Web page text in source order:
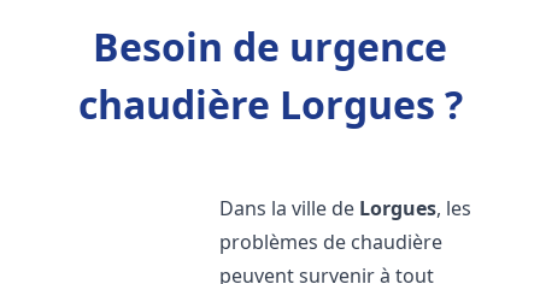
Besoin de urgence
chaudière Lorgues ?
Dans la ville de Lorgues, les
problèmes de chaudière
peuvent survenir à tout